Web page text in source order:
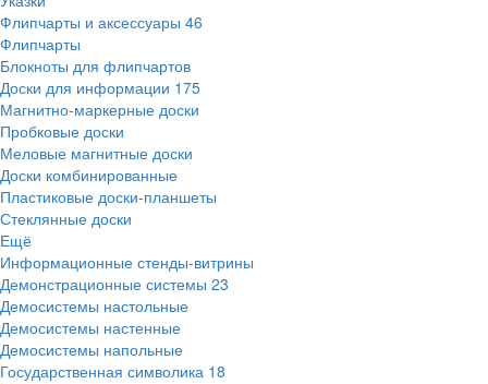
Флипчарты и аксессуары 46
Флипчарты
Блокноты для флипчартов
Доски для информации 175
Магнитно-маркерные доски
Пробковые доски
Меловые магнитные доски
Доски комбинированные
Пластиковые доски-планшеты
Стеклянные доски
Ещё
Информационные стенды-витрины
Демонстрационные системы 23
Демосистемы настольные
Демосистемы настенные
Демосистемы напольные
Государственная символика 18